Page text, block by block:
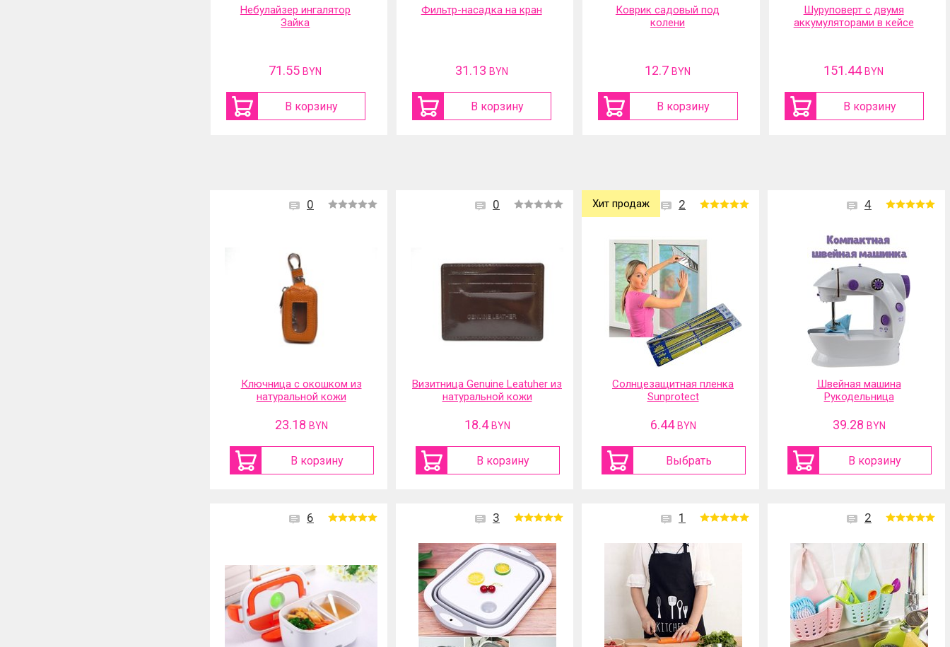
Небулайзер ингалятор
Зайка
71.55BYN
В корзину
Фильтр-насадка на кран
31.13 BYN
В корзину
Коврик садовый под
колени
12.7 BYN
В корзину
Шуруповерт с двумя
аккумуляторами в кейсе
151.44BYN
В корзину
0
Ключница с окошком из
натуральной кожи
23.18 BYN
В корзину
0
Визитница Genuine Leatuher из
натуральной кожи
18.4 BYN
В корзину
2
Хит продаж
Солнцезащитная пленка
Sunprotect
6.44 BYN
Выбрать
4
Швейная машина
Рукодельница
39.28 BYN
В корзину
6 3 1 2